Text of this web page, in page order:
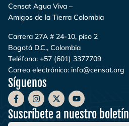
Censat Agua Viva –
Amigos de la Tierra Colombia
Carrera 27A # 24-10, piso 2
Bogotá D.C., Colombia
Teléfono: +57 (601) 3377709
Correo electrónico: info@censat.org
Síguenos
Suscríbete a nuestro boletín